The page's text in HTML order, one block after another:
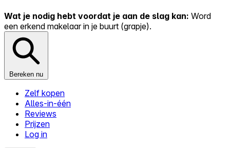
Wat je nodig hebt voordat je aan de slag kan: Word
een erkend makelaar in je buurt (grapje).
Bereken nu
Zelf kopen
Alles-in-één
Reviews
Prijzen
Log in